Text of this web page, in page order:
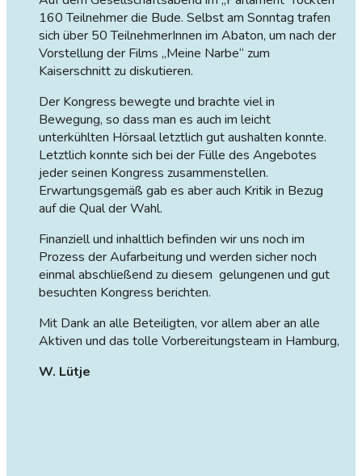
160 Teilnehmer die Bude. Selbst am Sonntag trafen
sich über 50 TeilnehmerInnen im Abaton, um nach der
Vorstellung der Films „Meine Narbe“ zum
Kaiserschnitt zu diskutieren.
Der Kongress bewegte und brachte viel in
Bewegung, so dass man es auch im leicht
unterkühlten Hörsaal letztlich gut aushalten konnte.
Letztlich konnte sich bei der Fülle des Angebotes
jeder seinen Kongress zusammenstellen.
Erwartungsgemäß gab es aber auch Kritik in Bezug
auf die Qual der Wahl.
Finanziell und inhaltlich befinden wir uns noch im
Prozess der Aufarbeitung und werden sicher noch
einmal abschließend zu diesem gelungenen und gut
besuchten Kongress berichten.
Mit Dank an alle Beteiligten, vor allem aber an alle
Aktiven und das tolle Vorbereitungsteam in Hamburg,
W. Lütje